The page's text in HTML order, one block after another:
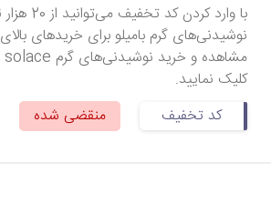
کلیک نمایید.
کد تخفیف
منقضی شده